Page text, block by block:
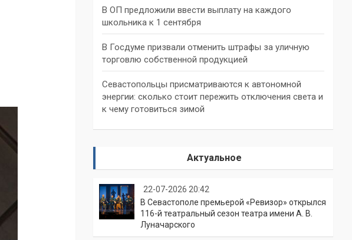
В ОП предложили ввести выплату на каждого
школьника к 1 сентября
В Госдуме призвали отменить штрафы за уличную
торговлю собственной продукцией
Севастопольцы присматриваются к автономной
энергии: сколько стоит пережить отключения света и
к чему готовиться зимой
Актуальное
22-07-2026 20:42
В Севастополе премьерой «Ревизор» открылся
116-й театральный сезон театра имени А. В.
Луначарского